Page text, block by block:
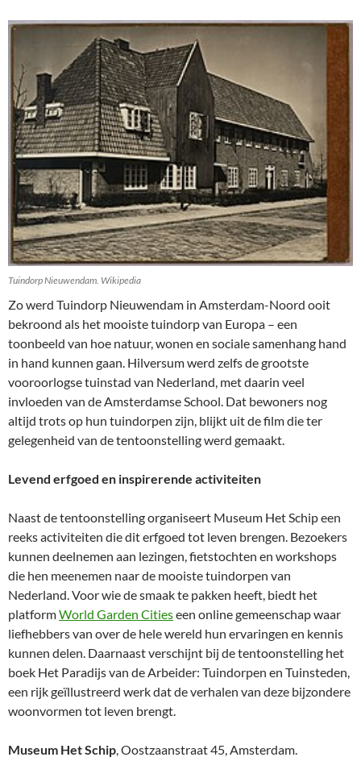
Tuindorp Nieuwendam. Wikipedia
Zo werd Tuindorp Nieuwendam in Amsterdam-Noord ooit
bekroond als het mooiste tuindorp van Europa – een
toonbeeld van hoe natuur, wonen en sociale samenhang hand
in hand kunnen gaan. Hilversum werd zelfs de grootste
vooroorlogse tuinstad van Nederland, met daarin veel
invloeden van de Amsterdamse School. Dat bewoners nog
altijd trots op hun tuindorpen zijn, blijkt uit de film die ter
gelegenheid van de tentoonstelling werd gemaakt.
Levend erfgoed en inspirerende activiteiten
Naast de tentoonstelling organiseert Museum Het Schip een
reeks activiteiten die dit erfgoed tot leven brengen. Bezoekers
kunnen deelnemen aan lezingen, fietstochten en workshops
die hen meenemen naar de mooiste tuindorpen van
Nederland. Voor wie de smaak te pakken heeft, biedt het
platformWorld Garden Citieseen online gemeenschap waar
liefhebbers van over de hele wereld hun ervaringen en kennis
kunnen delen. Daarnaast verschijnt bij de tentoonstelling het
boek Het Paradijs van de Arbeider: Tuindorpen en Tuinsteden,
een rijk geïllustreerd werk dat de verhalen van deze bijzondere
woonvormen tot leven brengt.
Museum Het Schip , Oostzaanstraat 45, Amsterdam.